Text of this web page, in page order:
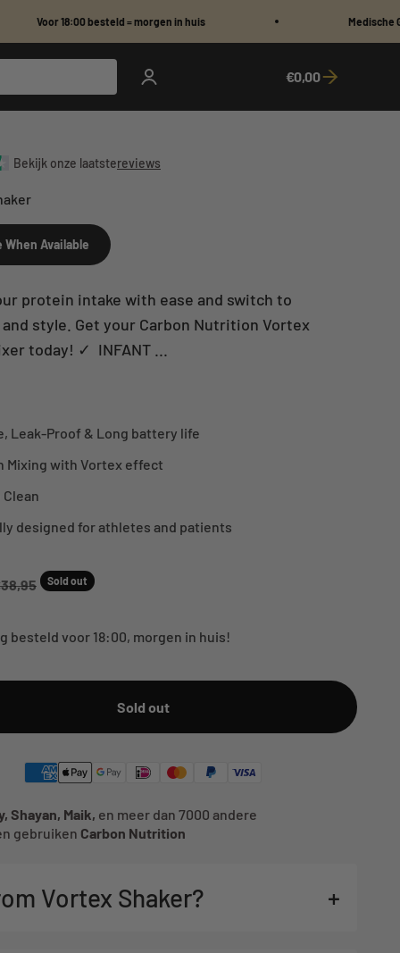
besteld = morgen in huis Medische Graad
Open account page Open cart
€0,00
Bekijk onze laatstereviews
When Available
protein intake with ease and switch to
style. Get your Carbon Nutrition Vortex
today! ✓ INFANT ...
Leak-Proof & Long battery life
Mixing with Vortex effect
Clean
designed for athletes and patients
price
Sold out
besteld voor 18:00, morgen in huis!
Sold out
Shayan, Maik, en meer dan 7000 andere
gebruiken Carbon Nutrition
Vortex Shaker? +